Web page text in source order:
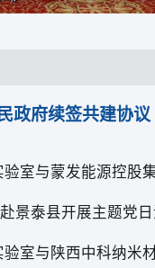
政府续签共建协议
景泰县开展主题党